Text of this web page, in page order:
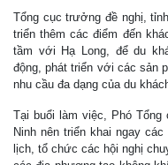
Tổng cục trưởng đề nghị,
triển thêm các điểm đến
tầm với Hạ Long, để du
động, phát triển với các sản
nhu cầu đa dạng của du
Tại buổi làm việc, Phó
Ninh nên triển khai ngay
lịch, tổ chức các hội nghị